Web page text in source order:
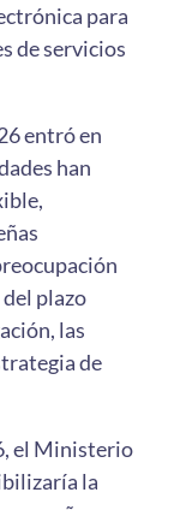
para
de servicios
entró en
han
plazo
las
de
el Ministerio
la